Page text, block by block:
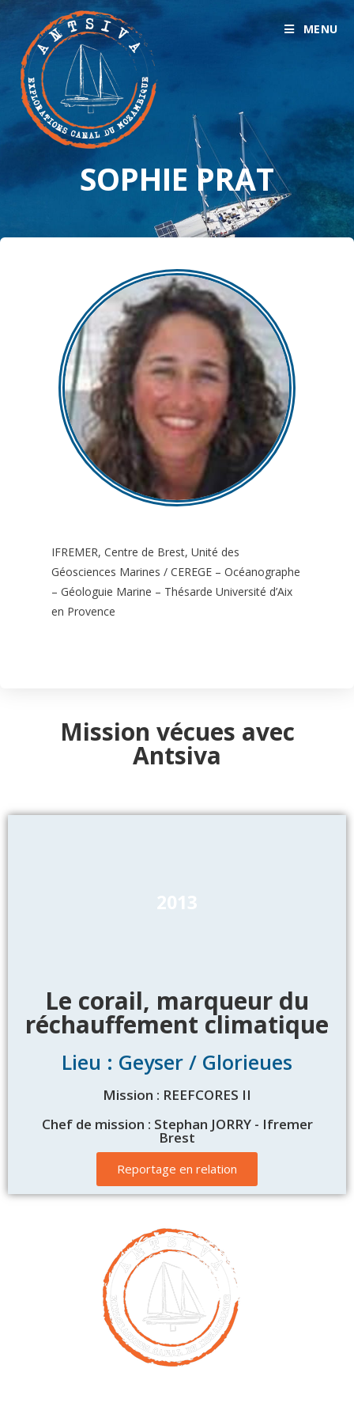
MENU
SOPHIE PRAT
IFREMER, Centre de Brest, Unité des
Géosciences Marines / CEREGE – Océanographe
– Géologuie Marine – Thésarde Université d’Aix
en Provence
Mission vécues avec
Antsiva
2013
Le corail, marqueur du
réchauffement climatique
Lieu : Geyser / Glorieues
Mission : REEFCORES II
Chef de mission : Stephan JORRY - Ifremer
Brest
Reportage en relation